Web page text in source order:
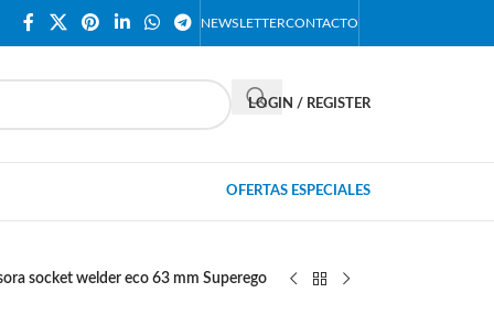
NEWSLETTERCONTACTO
LOGIN / REGISTER
OFERTAS ESPECIALES
socket welder eco 63 mm Superego